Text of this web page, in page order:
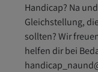
Handicap? Na
Gleichstellung,
sollten? Wir
helfen dir bei